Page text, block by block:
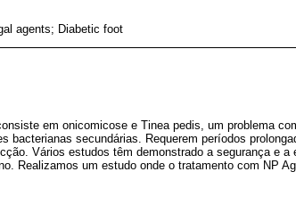
agents; Diabetic foot
em onicomicose e Tinea pedis, um problema
bacterianas secundárias. Requerem períodos
Vários estudos têm demonstrado a segurança e a
Realizamos um estudo onde o tratamento com NP